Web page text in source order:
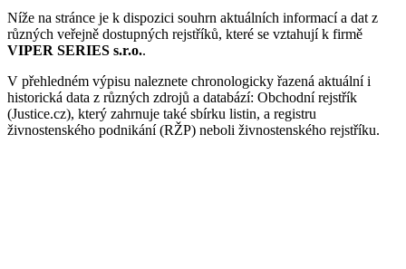
Níže na stránce je k dispozici souhrn aktuálních informací a dat z
různých veřejně dostupných rejstříků, které se vztahují k firmě
VIPER SERIES s.r.o..
V přehledném výpisu naleznete chronologicky řazená aktuální i
historická data z různých zdrojů a databází: Obchodní rejstřík
(Justice.cz), který zahrnuje také sbírku listin, a registru
živnostenského podnikání (RŽP) neboli živnostenského rejstříku.